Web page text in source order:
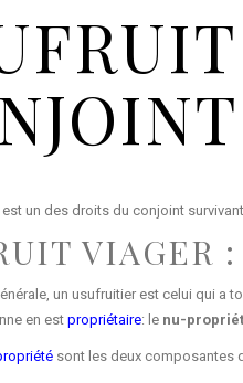
est un des droits du conjoint
VIAGER
un usufruitier est celui qui
en est propriétaire: le nu-
sont les deux composantes